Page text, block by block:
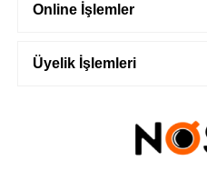
Online İşlemler
Üyelik İşlemleri